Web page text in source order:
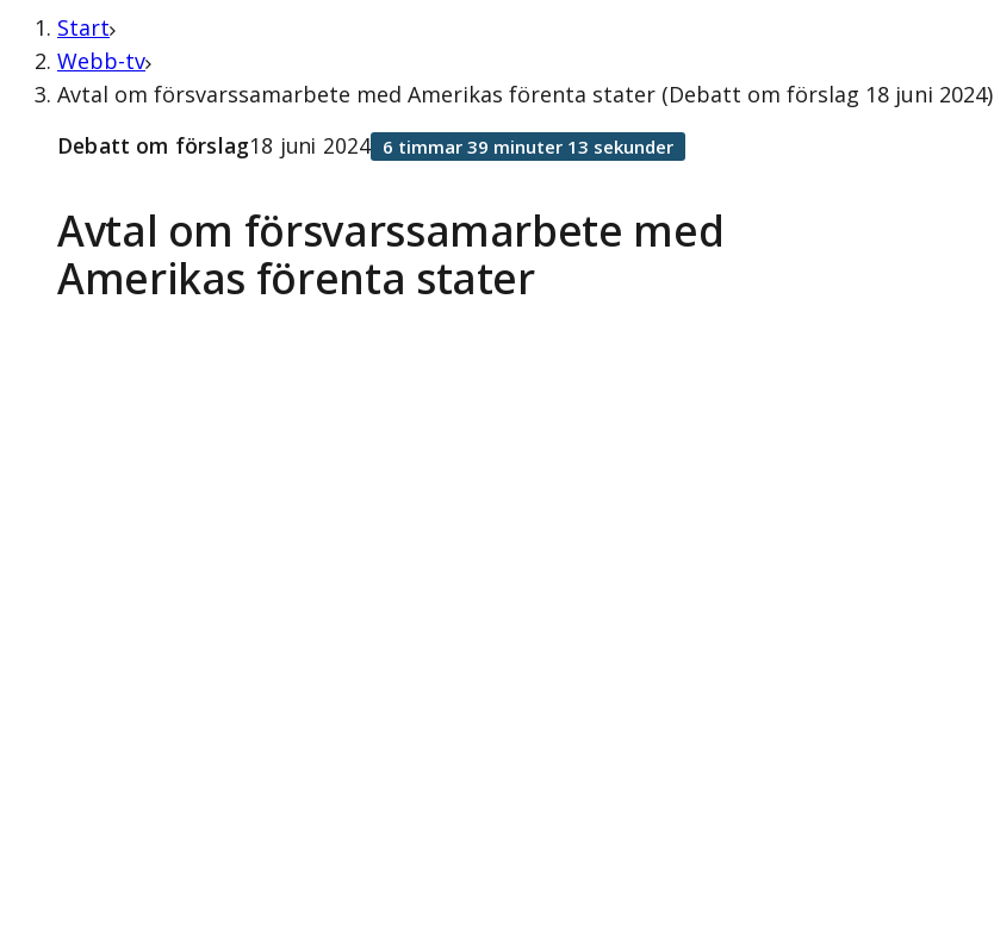
Start
Webb-tv
Avtal om försvarssamarbete med Amerikas förenta stater (Debatt om förslag 18 juni 2024)
Avtal om försvarssamarbete med
Amerikas förenta stater
Debatt om förslag18 juni 2024 6 timmar 39 minuter 13 sekunder